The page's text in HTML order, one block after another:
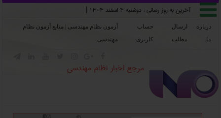
 آخرین به روز رسانی : دوشنبه ۴ اسفند ۱۴۰۴ |
درباره
ما
ارسال
مطلب
حساب
کاربری
آزمون نظام مهندسی | منابع آزمون نظام
مهندسی
مرجع اخبار نظام مهندسی